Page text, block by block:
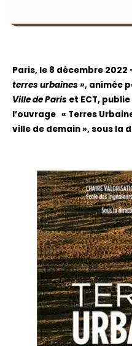
Paris, le 8 décembre 2022
terres urbaines », animée
Ville de Paris et ECT,
l’ouvrage « Terres
ville de demain », sous la